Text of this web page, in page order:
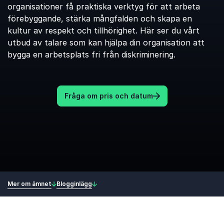
organisationer få praktiska verktyg för att arbeta
förebyggande, stärka mångfalden och skapa en
kultur av respekt och tillhörighet. Här ser du vårt
utbud av talare som kan hjälpa din organisation att
bygga en arbetsplats fri från diskriminering.
Fråga om pris och datum
Mer om ämnet Blogginlägg